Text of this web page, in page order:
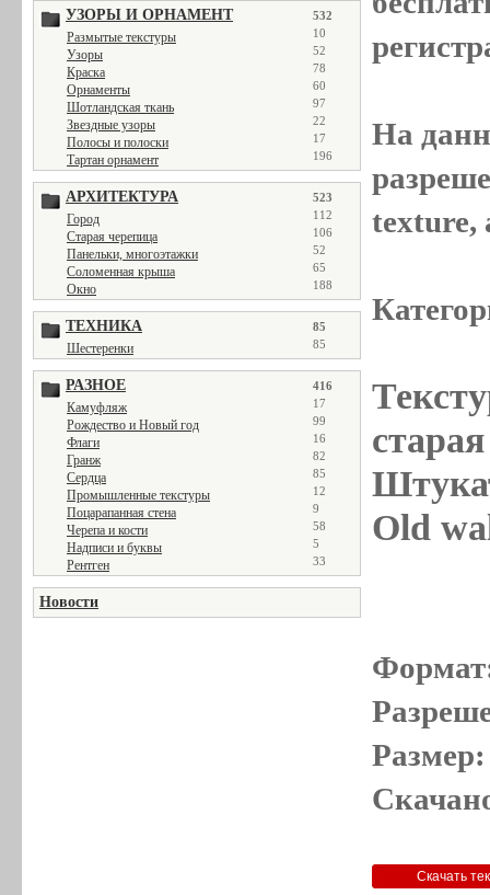
УЗОРЫ И ОРНАМЕНТ 532
Размытые текстуры 10
Узоры 52
Краска 78
Орнаменты 60
Шотландская ткань 97
Звездные узоры 22
Полосы и полоски 17
Тартан орнамент 196
АРХИТЕКТУРА 523
Город 112
Старая черепица 106
Панельки, многоэтажки 52
Соломенная крыша 65
Окно 188
ТЕХНИКА 85
Шестеренки 85
РАЗНОЕ 416
Камуфляж 17
Рождество и Новый год 99
Флаги 16
Гранж 82
Сердца 85
Промышленные текстуры 12
Поцарапанная стена 9
Черепа и кости 58
Надписи и буквы 5
Рентген 33
Новости
На
texture,
Old